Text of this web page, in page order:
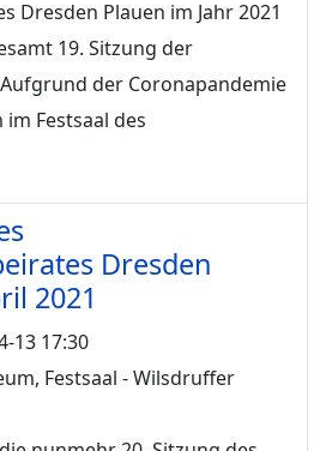
Dresden Plauen im Jahr 2021
19. Sitzung der
der Coronapandemie
Festsaal des
Dresden
2021
13 17:30
Festsaal - Wilsdruffer